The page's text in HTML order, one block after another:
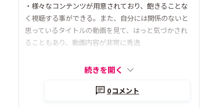
・様々なコンテンツが用意されており、飽きることな
く視聴する事ができる。また、自分には関係のないと
思っているタイトルの動画を見て、はっと気づかされ
ることもあり、動画内容が非常に秀逸
続きを開く
0コメント